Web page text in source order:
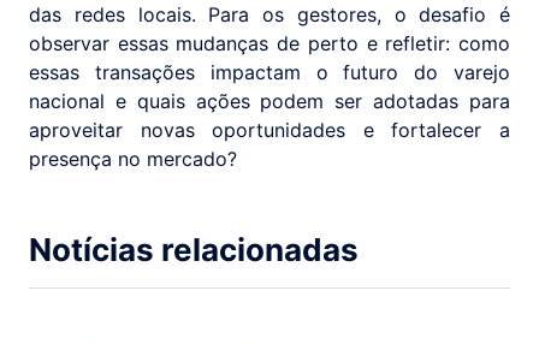
das redes locais. Para os gestores, o desafio é
observar essas mudanças de perto e refletir: como
essas transações impactam o futuro do varejo
nacional e quais ações podem ser adotadas para
aproveitar novas oportunidades e fortalecer a
presença no mercado?
Notícias relacionadas